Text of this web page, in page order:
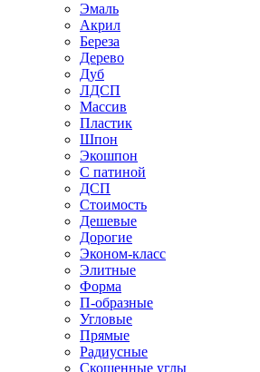
Эмаль
Акрил
Береза
Дерево
Дуб
ЛДСП
Массив
Пластик
Шпон
Экошпон
С патиной
ДСП
Стоимость
Дешевые
Дорогие
Эконом-класс
Элитные
Форма
П-образные
Угловые
Прямые
Радиусные
Скошенные углы